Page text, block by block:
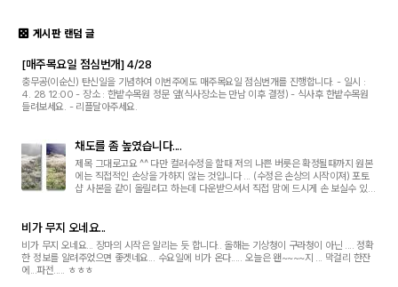
게시판 랜덤 글
[매주목요일 점심번개] 4/28
충무공(이순신) 탄신일을 기념하여 이번주에도 매주목요일 점심번개를 진행합니다. - 일시 :
4. 28 12:00 - 장소 : 한밭수목원 정문 앞(식사장소는 만남 이후 결정) - 식사후 한밭수목원
들려보세요. - 리플달아주세요.
채도를 좀 높였습니다....
제목 그대로고요 ^^ 다만 컬러수정을 할때 저의 나쁜 버릇은 확정될때까지 원본
에는 직접적인 손상을 가하지 않는 것입니다 ... (수정은 손상의 시작이져) 포토
샵 사본을 같이 올릴려고 하는데 다운받으셔서 직접 맘에 드시게 손 보실수 있을
비가 무지 오네요...
비가 무지 오네요... 장마의 시작은 알리는 듯 합니다.. 올해는 기상청이 구라청이 아닌 .... 정확
한 정보를 알려주었으면 좋겟네요... 수요일에 비가 온다..... 오늘은 왠~~~~지 ... 막걸리 한잔
에...파전..... ㅎㅎㅎ